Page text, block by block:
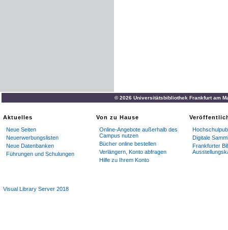
© 2026 Universitätsbibliothek Frankfurt am
Aktuelles
Neue Seiten
Neuerwerbungslisten
Neue Datenbanken
Führungen und Schulungen
Von zu Hause
Online-Angebote außerhalb des
Campus nutzen
Bücher online bestellen
Verlängern, Konto abfragen
Hilfe zu Ihrem Konto
Digitale
Frankfurter
Visual Library Server 2018